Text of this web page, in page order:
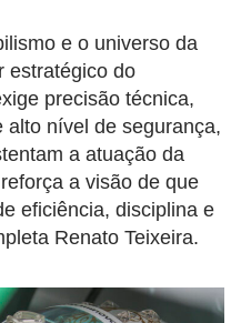
e o universo da
estratégico do
precisão técnica,
alto nível de segurança,
a atuação da
a visão de que
eficiência, disciplina e
Renato Teixeira.